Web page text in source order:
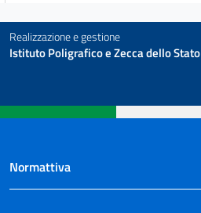
Realizzazione e gestione
Istituto Poligrafico e Zecca dello Stato
Normattiva